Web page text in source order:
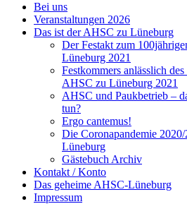
Bei uns
Veranstaltungen 2026
Das ist der AHSC zu Lüneburg
Der Festakt zum
Lüneburg 2021
Festkommers anlässlich
AHSC zu Lüneburg 2021
AHSC und Paukbetrieb –
tun?
Ergo cantemus!
Die Coronapandemie
Lüneburg
Gästebuch Archiv
Kontakt / Konto
Das geheime AHSC-Lüneburg
Impressum